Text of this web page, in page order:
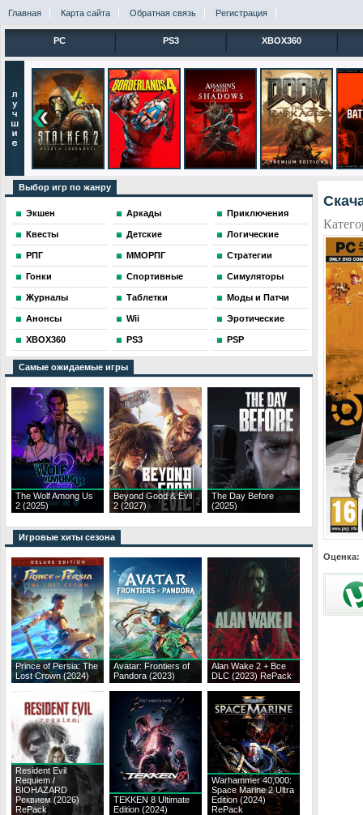
Главная Карта сайта Обратная связь Регистрация
PC PS3 XBOX360
Выбор игр по жанру
Экшен Аркады Приключения
Квесты Детские Логические
РПГ ММОРПГ Стратегии
Гонки Спортивные Симуляторы
Журналы Таблетки Моды и Патчи
Анонсы Wii Эротические
XBOX360 PS3 PSP
Самые ожидаемые игры
The Wolf Among Us
2 (2025)
Beyond Good & Evil
2 (2027)
The Day Before
(2025)
Игровые хиты сезона
Prince of Persia: The
Lost Crown (2024)
Avatar: Frontiers of
Pandora (2023)
Alan Wake 2 + Все
DLC (2023) RePack
Resident Evil
Requiem /
BIOHAZARD
Реквием (2026)
RePack
TEKKEN 8 Ultimate
Edition (2024)
Warhammer 40,000:
Space Marine 2 Ultra
Edition (2024)
RePack
Оценка: